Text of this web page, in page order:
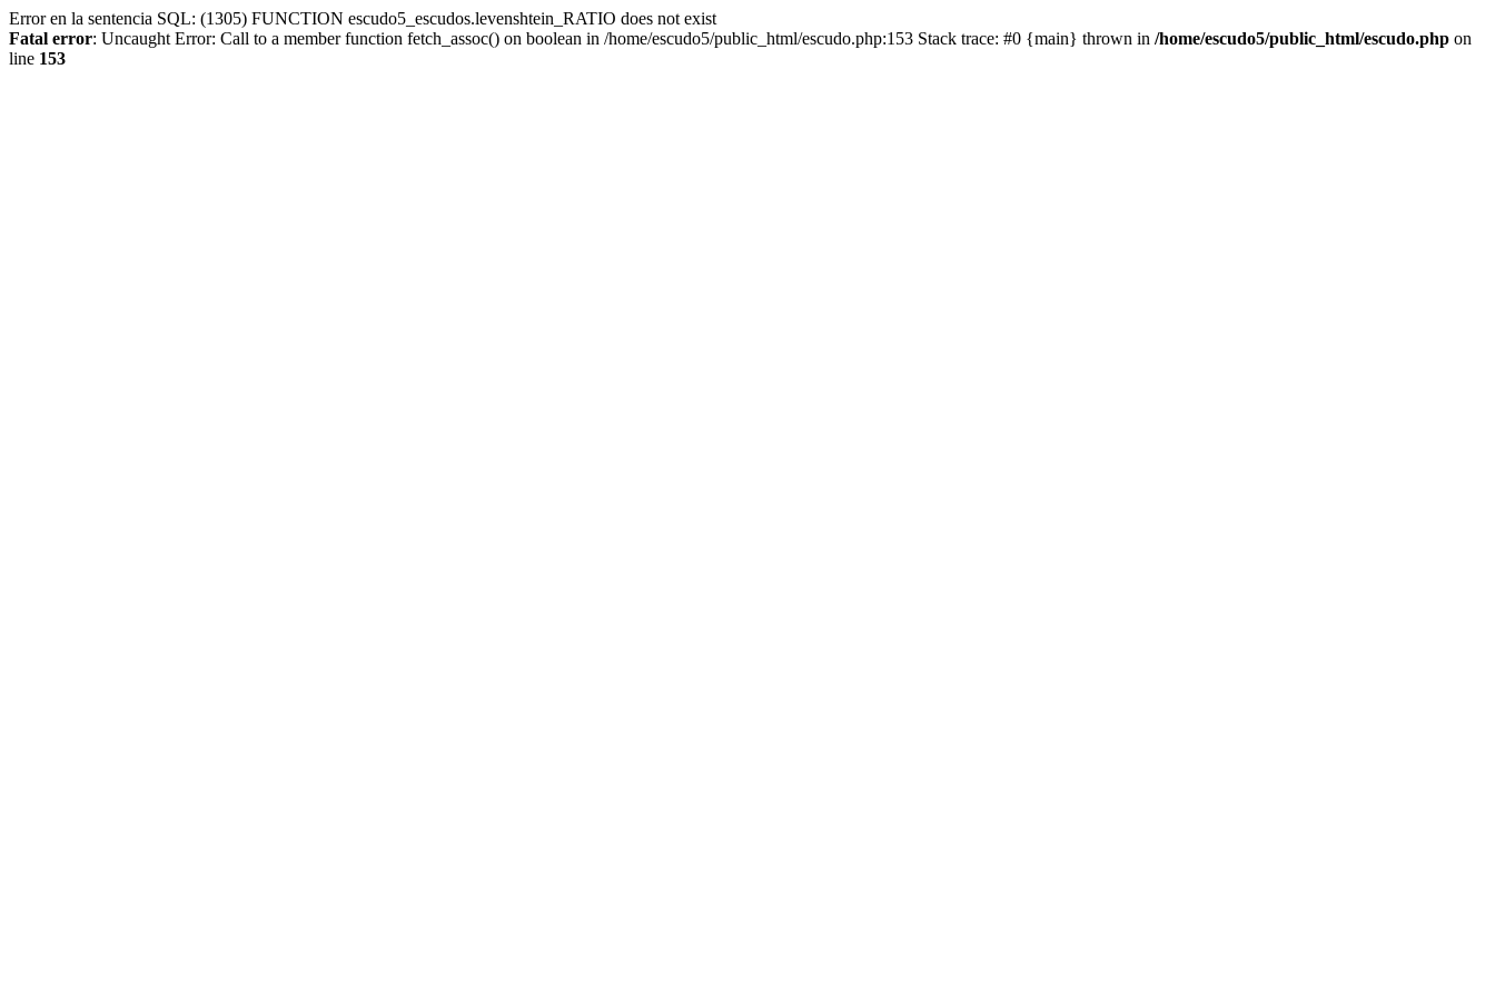
Error en la sentencia SQL: (1305) FUNCTION escudo5_escudos.levenshtein_RATIO does not exist
Fatal error: Uncaught Error: Call to a member function fetch_assoc() on boolean in /home/escudo5/public_html/escudo.php:153 Stack trace: #0 {main} thrown in /home/escudo5/public_html/escudo.php on
line 153